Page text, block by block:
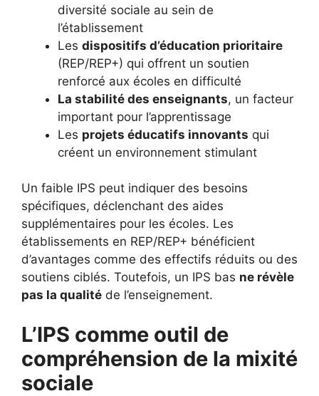
diversité sociale au sein de
l’établissement
Les dispositifs d’éducation prioritaire
(REP/REP+) qui offrent un soutien
renforcé aux écoles en difficulté
La stabilité des enseignants, un facteur
important pour l’apprentissage
Les projets éducatifs innovants qui
créent un environnement stimulant
Un faible IPS peut indiquer des besoins
spécifiques, déclenchant des aides
supplémentaires pour les écoles. Les
établissements en REP/REP+ bénéficient
d’avantages comme des effectifs réduits ou des
soutiens ciblés. Toutefois, un IPS bas ne révèle
pas la qualité de l’enseignement.
L’IPS comme outil de
compréhension de la mixité
sociale